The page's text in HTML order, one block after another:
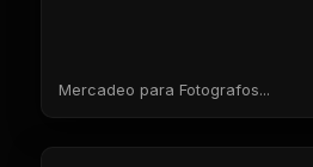
Mercadeo para Fotografos...